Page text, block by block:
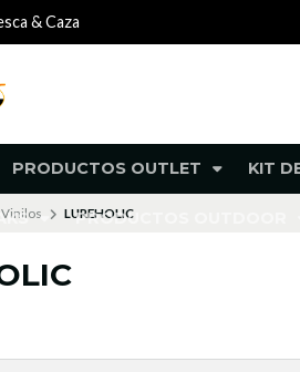
PRODUCTOS OUTLET KIT
PRODUCTOS OUTDOOR
& Caza
Vinilos LUREHOLIC